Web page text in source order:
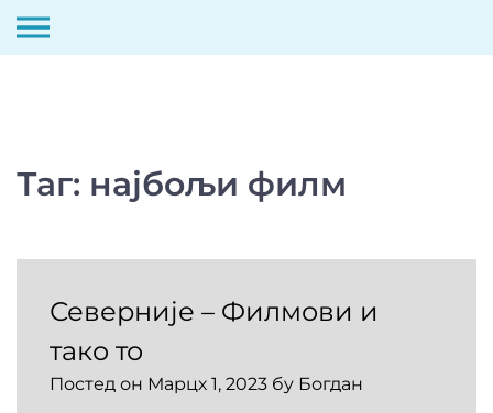
Таг: најбољи филм
Северније – Филмови и
тако то
Постед он Марцх 1, 2023 бy Богдан